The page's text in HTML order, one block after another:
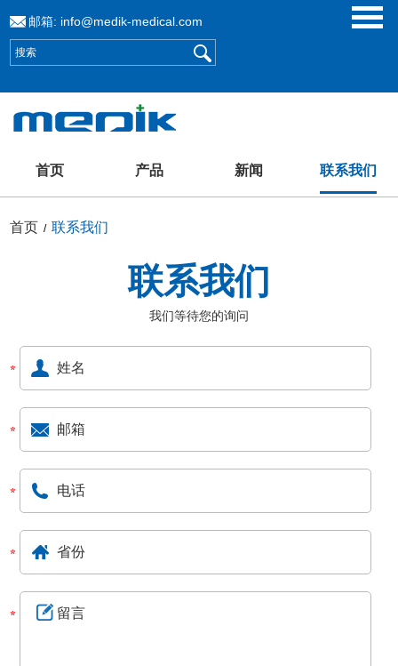
邮箱: info@medik-medical.com
首页 产品 新闻 联系我们
首页 /联系我们
联系我们
我们等待您的询问